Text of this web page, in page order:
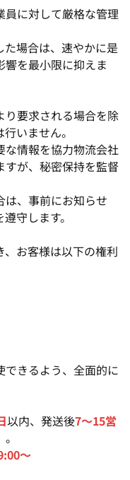
員に対して厳格な管理
場合は、速やかに是
を最小限に抑えま
り要求される場合を除
いません。
な情報を協力物流会社
すが、秘密保持を監督
、事前にお知らせ
守します。
お客様は以下の権利
できるよう、全面的に
以内、発送後7〜15営
〜